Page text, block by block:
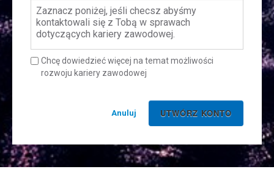
Zaznacz poniżej, jeśli checsz abyśmy
kontaktowali się z Tobą w sprawach
dotyczących kariery zawodowej.
Chcę dowiedzieć więcej na temat możliwości
rozwoju kariery zawodowej
Anuluj